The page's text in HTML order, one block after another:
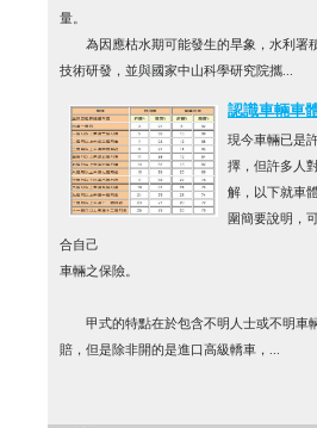
量。
為因應枯水期可能發生的旱象，水利署
技術研發，並與國家中山科學研究院攜...
認識車輛車
現今車輛已是
擇，但許多人
解，以下就車
圍簡要說明，
合自己
車輛之保險。
甲式的特點在於包含不明人士或不明車
賠，但是除非開的是進口高級轎車，...